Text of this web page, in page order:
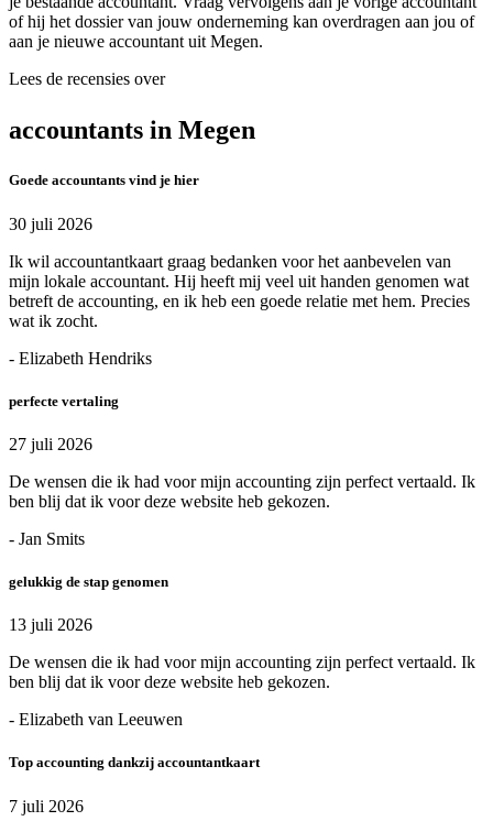
of hij het dossier van jouw onderneming kan overdragen aan jou of
aan je nieuwe accountant uit Megen.
Lees de recensies over
accountants in Megen
Goede accountants vind je hier
30 juli 2026
Ik wil accountantkaart graag bedanken voor het aanbevelen van
mijn lokale accountant. Hij heeft mij veel uit handen genomen wat
betreft de accounting, en ik heb een goede relatie met hem. Precies
wat ik zocht.
- Elizabeth Hendriks
perfecte vertaling
27 juli 2026
De wensen die ik had voor mijn accounting zijn perfect vertaald. Ik
ben blij dat ik voor deze website heb gekozen.
- Jan Smits
gelukkig de stap genomen
13 juli 2026
De wensen die ik had voor mijn accounting zijn perfect vertaald. Ik
ben blij dat ik voor deze website heb gekozen.
- Elizabeth van Leeuwen
Top accounting dankzij accountantkaart
7 juli 2026